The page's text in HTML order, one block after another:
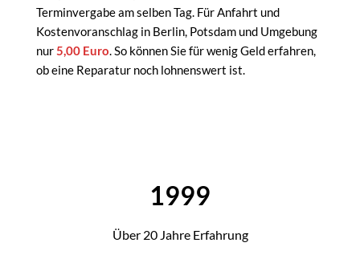
Terminvergabe am selben Tag. Für Anfahrt und
Kostenvoranschlag in Berlin, Potsdam und Umgebung
nur5,00 Euro. So können Sie für wenig Geld erfahren,
ob eine Reparatur noch lohnenswert ist.
1999
Über 20 Jahre Erfahrung